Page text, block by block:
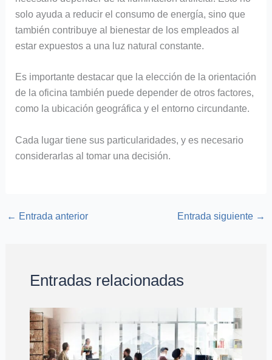
solo ayuda a reducir el consumo de energía, sino que
también contribuye al bienestar de los empleados al
estar expuestos a una luz natural constante.
Es importante destacar que la elección de la orientación
de la oficina también puede depender de otros factores,
como la ubicación geográfica y el entorno circundante.
Cada lugar tiene sus particularidades, y es necesario
considerarlas al tomar una decisión.
← Entrada anterior Entrada siguiente →
Entradas relacionadas